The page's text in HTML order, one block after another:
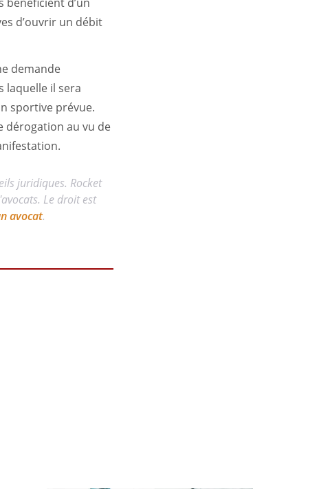
d’ouvrir un débit
demande
laquelle il sera
sportive prévue.
dérogation au vu de
juridiques. Rocket
Le droit est
avocat.